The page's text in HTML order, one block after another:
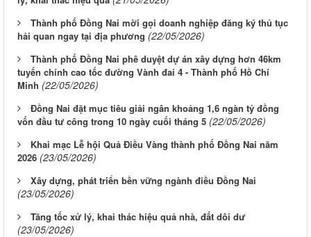
Thành phố Đồng Nai mời gọi doanh nghiệp đăng ký thủ tục
hải quan ngay tại địa phương (22/05/2026)
Thành phố Đồng Nai phê duyệt dự án xây dựng hơn 46km
tuyến chính cao tốc đường Vành đai 4 - Thành phố Hồ Chí
Minh (22/05/2026)
Đồng Nai đặt mục tiêu giải ngân khoảng 1,6 ngàn tỷ đồng
vốn đầu tư công trong 10 ngày cuối tháng 5 (22/05/2026)
Khai mạc Lễ hội Quả Điều Vàng thành phố Đồng Nai năm
2026 (23/05/2026)
Xây dựng, phát triển bền vững ngành điều Đồng Nai
(23/05/2026)
Tăng tốc xử lý, khai thác hiệu quả nhà, đất dôi dư
(23/05/2026)